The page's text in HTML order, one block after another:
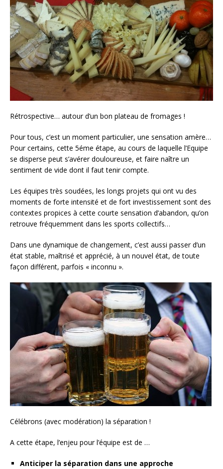
Rétrospective… autour d’un bon plateau de fromages !
Pour tous, c’est un moment particulier, une sensation amère…
Pour certains, cette 5éme étape, au cours de laquelle l’Equipe
se disperse peut s’avérer douloureuse, et faire naître un
sentiment de vide dont il faut tenir compte.
Les équipes très soudées, les longs projets qui ont vu des
moments de forte intensité et de fort investissement sont des
contextes propices à cette courte sensation d’abandon, qu’on
retrouve fréquemment dans les sports collectifs…
Dans une dynamique de changement, c’est aussi passer d’un
état stable, maîtrisé et apprécié, à un nouvel état, de toute
façon différent, parfois « inconnu ».
Célébrons (avec modération) la séparation !
A cette étape, l’enjeu pour l’équipe est de …
Anticiper la séparation dans une approche